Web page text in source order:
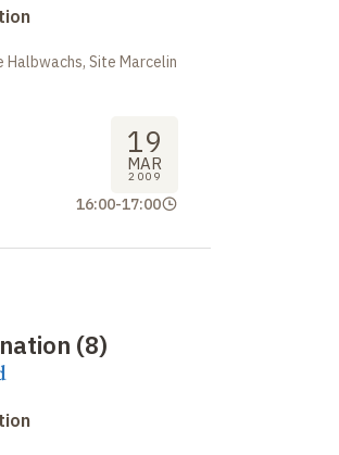
Site Marcelin
19
MAR
2009
16:00-17:00
(8)